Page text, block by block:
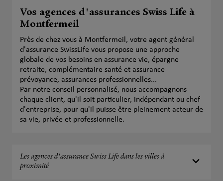
Vos agences d'assurances Swiss Life à
Montfermeil
Près de chez vous à Montfermeil, votre agent général
d'assurance SwissLife vous propose une approche
globale de vos besoins en assurance vie, épargne
retraite, complémentaire santé et assurance
prévoyance, assurances professionnelles...
Par notre conseil personnalisé, nous accompagnons
chaque client, qu'il soit particulier, indépendant ou chef
d'entreprise, pour qu'il puisse être pleinement acteur de
sa vie, privée et professionnelle.
Les agences d'assurance Swiss Life dans les villes à
proximité